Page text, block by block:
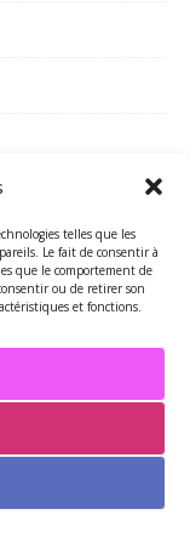
telles que les
Le fait de consentir à
que le comportement de
ou de retirer son
et fonctions.
Marie-Maguelone